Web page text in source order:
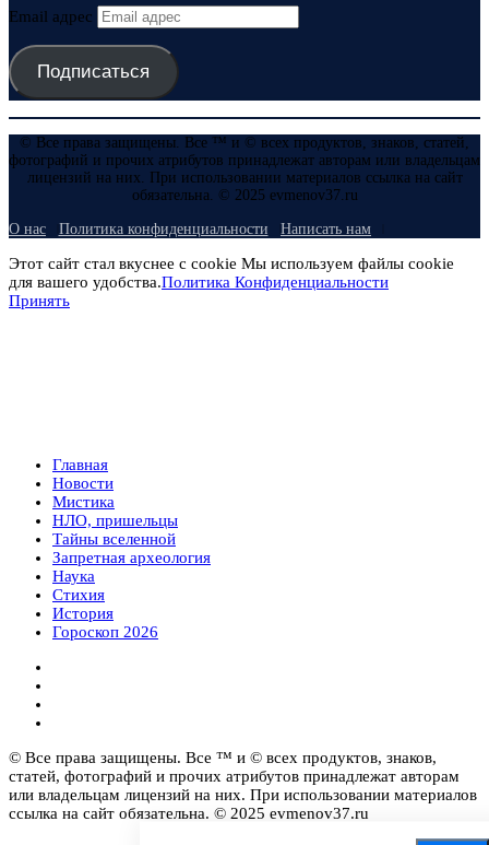
Email адрес
Подписаться
© Все права защищены. Все ™ и © всех продуктов, знаков, статей,
фотографий и прочих атрибутов принадлежат авторам или владельцам
лицензий на них. При использовании материалов ссылка на сайт
обязательна. © 2025 evmenov37.ru
О нас Политика конфиденциальности Написать нам
Этот сайт стал вкуснее с cookie Мы используем файлы cookie
для вашего удобства.Политика Конфиденциальности
Принять
Главная
Новости
Мистика
НЛО, пришельцы
Тайны вселенной
Запретная археология
Наука
Стихия
История
Гороскоп 2026
© Все права защищены. Все ™ и © всех продуктов, знаков,
статей, фотографий и прочих атрибутов принадлежат авторам
или владельцам лицензий на них. При использовании материалов
ссылка на сайт обязательна. © 2025 evmenov37.ru